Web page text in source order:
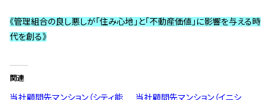
《管理組合の良し悪しが「住み心地」と「不動産価値」に影響を与える時
代を創る》
関連
当社顧問先マンション（シティ能
当社顧問先マンション（イニシ